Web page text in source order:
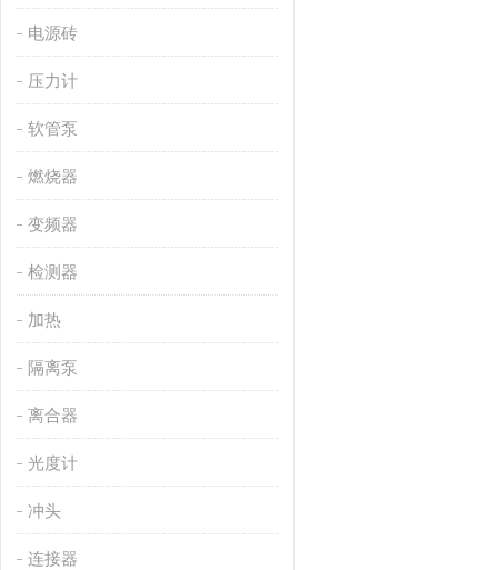
电源砖
压力计
软管泵
燃烧器
变频器
检测器
加热
隔离泵
离合器
光度计
冲头
连接器